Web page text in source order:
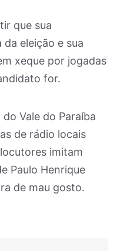
que sua
eleição e sua
xeque por jogadas
for.
Vale do Paraíba
de rádio locais
imitam
Paulo Henrique
de mau gosto.